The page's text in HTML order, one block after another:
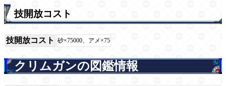
技開放コスト
技開放コスト 砂×75000、アメ×75
クリムガンの図鑑情報